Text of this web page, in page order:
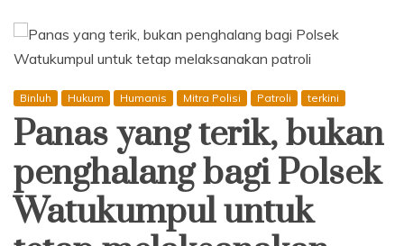
Binluh Hukum Humanis Mitra Polisi Patroli terkini
Panas yang terik, bukan
penghalang bagi Polsek
Watukumpul untuk